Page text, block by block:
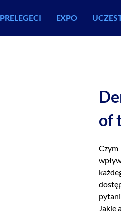
PRELEGECI EXPO
of
Jakie